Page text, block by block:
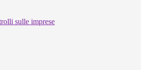
sulle imprese